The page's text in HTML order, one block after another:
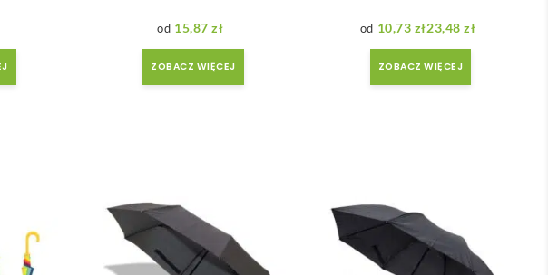
15,87zł
ZOBACZ WIĘCEJ
10,73 zł23,48zł
ZOBACZ WIĘCEJ